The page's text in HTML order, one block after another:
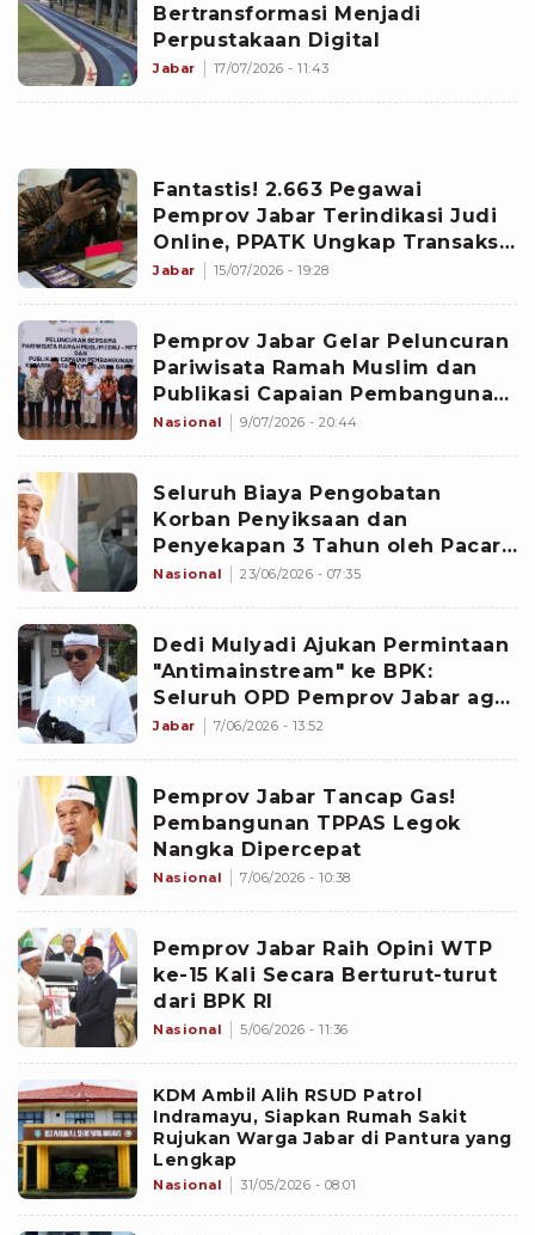
Bertransformasi Menjadi
Perpustakaan Digital
Jabar 17/07/2026 - 11:43
Fantastis! 2.663 Pegawai
Pemprov Jabar Terindikasi Judi
Online, PPATK Ungkap Transaksi
Fantastis Rp14 Miliar
Jabar 15/07/2026 - 19:28
Pemprov Jabar Gelar Peluncuran
Pariwisata Ramah Muslim dan
Publikasi Capaian Pembangunan
Kepariwisataan
Nasional 9/07/2026 - 20:44
Seluruh Biaya Pengobatan
Korban Penyiksaan dan
Penyekapan 3 Tahun oleh Pacar
Ditanggung Pemprov Jabar
Nasional 23/06/2026 - 07:35
Dedi Mulyadi Ajukan Permintaan
"Antimainstream" ke BPK:
Seluruh OPD Pemprov Jabar agar
Diperiksa
Jabar 7/06/2026 - 13:52
Pemprov Jabar Tancap Gas!
Pembangunan TPPAS Legok
Nangka Dipercepat
Nasional 7/06/2026 - 10:38
Pemprov Jabar Raih Opini WTP
ke-15 Kali Secara Berturut-turut
dari BPK RI
Nasional 5/06/2026 - 11:36
KDM Ambil Alih RSUD Patrol
Indramayu, Siapkan Rumah Sakit
Rujukan Warga Jabar di Pantura yang
Lengkap
Nasional 31/05/2026 - 08:01